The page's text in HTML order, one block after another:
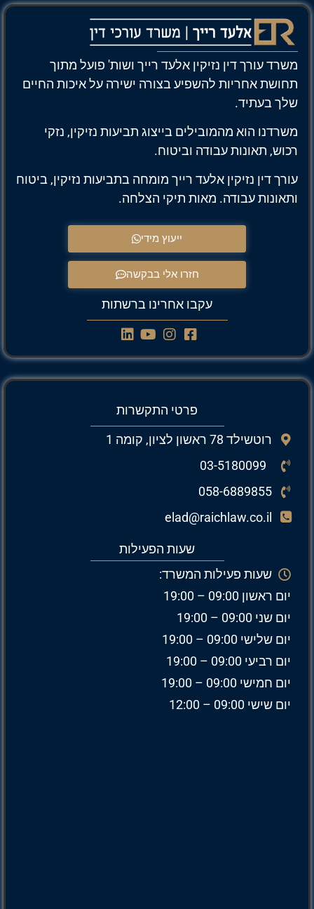
משרד עורך דין נזיקין אלעד רייך ושות' פועל מתוך
תחושת אחריות להשפיע בצורה ישירה על איכות החיים
שלך בעתיד.
משרדנו הוא מהמובילים בייצוג תביעות נזיקין, נזקי
רכוש, תאונות עבודה וביטוח.
עורך דין נזיקין אלעד רייך מומחה בתביעות נזיקין, ביטוח
ותאונות עבודה. מאות תיקי הצלחה.
ייעוץ מידי
חזרו אלי בבקשה
עקבו אחרינו ברשתות
פרטי התקשרות
רוטשילד 78 ראשון לציון, קומה 1
058-6889855
elad@raichlaw.co.il
שעות הפעילות
שעות פעילות המשרד:
יום ראשון 09:00 – 19:00
יום שני 09:00 – 19:00
יום שלישי 09:00 – 19:00
יום רביעי 09:00 – 19:00
יום חמישי 09:00 – 19:00
יום שישי 09:00 – 12:00